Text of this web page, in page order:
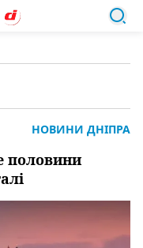
половини
НОВИНИ ДНІПРА